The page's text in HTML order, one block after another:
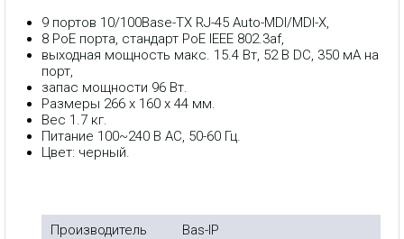
9 портов 10/100Base-TX RJ-45 Auto-MDI/MDI-X,
8 PoE порта, стандарт PoE IEEE 802.3af,
выходная мощность макс. 15.4 Вт, 52 В DC, 350 мA на
порт,
запас мощности 96 Вт.
Размеры 266 x 160 x 44 мм.
Вес 1.7 кг.
Питание 100~240 В AC, 50-60 Гц.
Цвет: черный.
Производитель Bas-IP